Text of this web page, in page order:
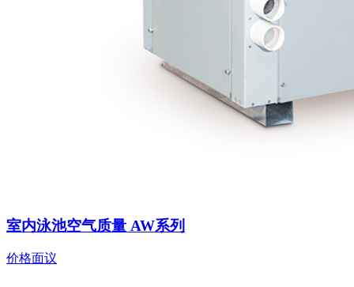
室内泳池空气质量 AW系列
价格面议